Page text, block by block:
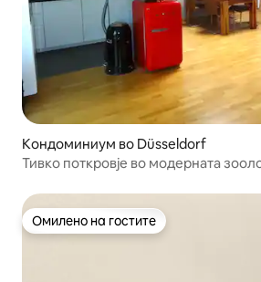
Кондоминиум во Düsseldorf
Тивко поткровје во модерната
Омилено на гостите
Омилено на гостите